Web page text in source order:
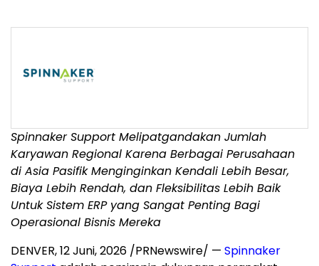
Spinnaker Support Melipatgandakan Jumlah
Karyawan Regional Karena Berbagai Perusahaan
di Asia Pasifik Menginginkan Kendali Lebih Besar,
Biaya Lebih Rendah, dan Fleksibilitas Lebih Baik
Untuk Sistem ERP yang Sangat Penting Bagi
Operasional Bisnis Mereka
DENVER,12 Juni, 2026 /PRNewswire/ — Spinnaker